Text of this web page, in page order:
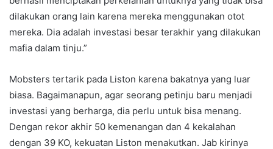
dilakukan orang lain karena mereka menggunakan otot
mereka. Dia adalah investasi besar terakhir yang dilakukan
mafia dalam tinju.”
Mobsters tertarik pada Liston karena bakatnya yang luar
biasa. Bagaimanapun, agar seorang petinju baru menjadi
investasi yang berharga, dia perlu untuk bisa menang.
Dengan rekor akhir 50 kemenangan dan 4 kekalahan
dengan 39 KO, kekuatan Liston menakutkan. Jab kirinya